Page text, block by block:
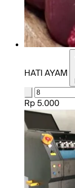
HATI AYAM
Rp 5.000